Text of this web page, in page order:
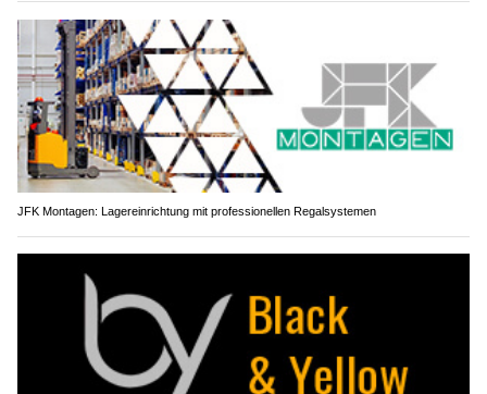
JFK Montagen: Lagereinrichtung mit professionellen Regalsystemen